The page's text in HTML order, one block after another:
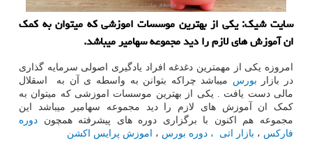
سایت شیك: یكی از بهترین موسسات اموزشی كه میتوان به كمك
ان آموزش های لازم را دید مجموعه سهامیر میباشد.
امروزه یکی از مهمترین دغدغه افراد یادگیری اصولی سرمایه گذاری
در بازار بورس میباشد چراکه بتوانن به واسطه ی آن به اسقلال
مالی دست یافت . یکی از بهترین موسسات اموزشی که میتوان به
کمک ان آموزش های لازم را دید مجموعه سهامیر میباشد این
مجموعه هم اکنون با برگزاری دوره های پیشرفته همچون دوره
فارکس ، بازار اتی ، دوره بورس ،
اموزش پرایس اکشن